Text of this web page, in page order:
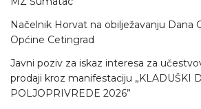
Načelnik Horvat na obilježavanju Dana
Općine Cetingrad
Javni poziv za iskaz interesa za
prodaji kroz manifestaciju „KLADUŠKI
POLJOPRIVREDE 2026”